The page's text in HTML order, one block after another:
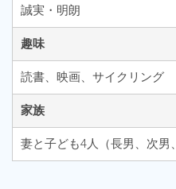
誠実・明朗
趣味
読書、映画、サイクリング
家族
妻と子ども4人（長男、次男